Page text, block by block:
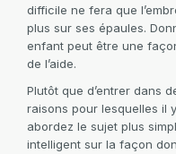
difficile ne fera que
plus sur ses épaules.
enfant peut être une
de l’aide.
Plutôt que d’entrer dans
raisons pour lesquelles il
abordez le sujet plus
intelligent sur la façon